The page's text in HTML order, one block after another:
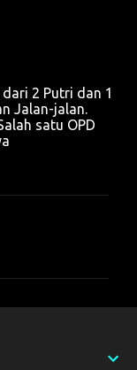
2 Putri dan 1
Jalan-jalan.
satu OPD